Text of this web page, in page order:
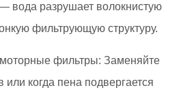
вода разрушает волокнистую
фильтрующую структуру.
фильтры: Заменяйте
когда пена подвергается